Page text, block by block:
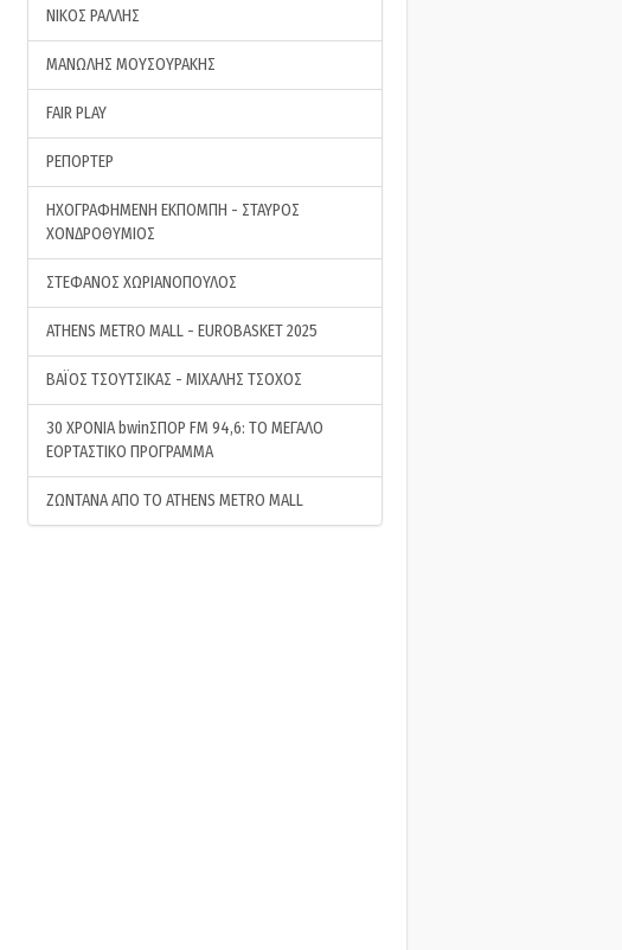
ΝΙΚΟΣ ΡΑΛΛΗΣ
ΜΑΝΩΛΗΣ ΜΟΥΣΟΥΡΑΚΗΣ
FAIR PLAY
ΡΕΠΟΡΤΕΡ
ΗΧΟΓΡΑΦΗΜΕΝΗ ΕΚΠΟΜΠΗ - ΣΤΑΥΡΟΣ
ΧΟΝΔΡΟΘΥΜΙΟΣ
ΣΤΕΦΑΝΟΣ ΧΩΡΙΑΝΟΠΟΥΛΟΣ
ATHENS METRO MALL - EUROBASKET 2025
ΒΑΪΟΣ ΤΣΟΥΤΣΙΚΑΣ - ΜΙΧΑΛΗΣ ΤΣΟΧΟΣ
30 ΧΡΟΝΙΑ bwinΣΠΟΡ FM 94,6: ΤΟ ΜΕΓΑΛΟ
ΕΟΡΤΑΣΤΙΚΟ ΠΡΟΓΡΑΜΜΑ
ΖΩΝΤΑΝΑ ΑΠΟ ΤΟ ATHENS METRO MALL